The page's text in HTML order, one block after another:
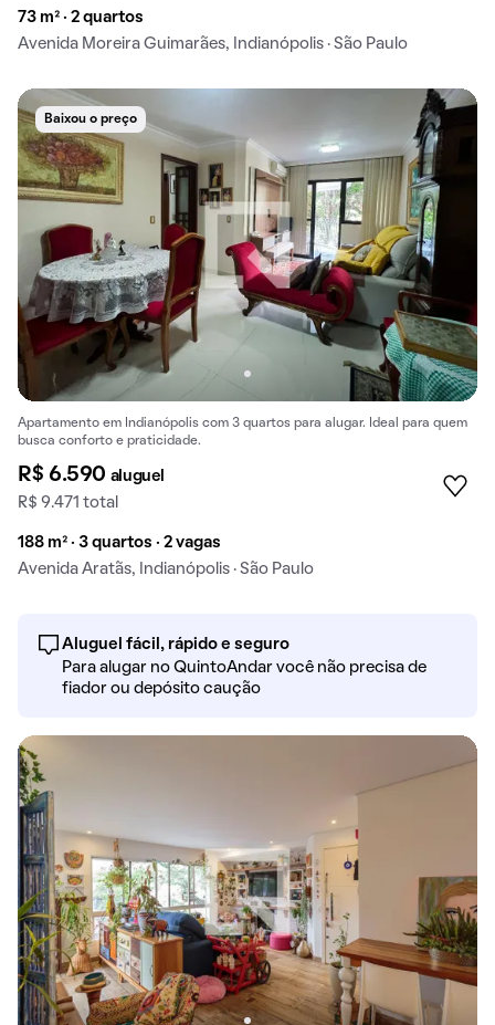
73 m² · 2 quartos
Avenida Moreira Guimarães, Indianópolis · São Paulo
Baixou o preço
Apartamento em Indianópolis com 3 quartos para alugar. Ideal para quem
busca conforto e praticidade.
R$ 6.590 aluguel
R$ 9.471 total
188 m² · 3 quartos · 2 vagas
Avenida Aratãs, Indianópolis · São Paulo
Aluguel fácil, rápido e seguro
Para alugar no QuintoAndar você não precisa de
fiador ou depósito caução